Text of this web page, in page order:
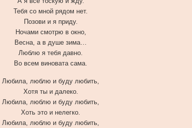
Тебя со мной рядом нет.
Позови и я приду.
Ночами смотрю в окно,
Весна, а в душе зима…
Люблю я тебя давно.
Во всем виновата сама.
Любила, люблю и буду любить,
Хотя ты и далеко.
Любила, люблю и буду любить,
Хоть это и нелегко.
Любила, люблю и буду любить,